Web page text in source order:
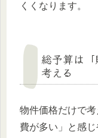
くくなります。
総予算は
考える
物件価格だけで
費が多い」と感